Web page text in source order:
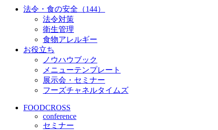
法令・食の安全（144）
法令対策
衛生管理
食物アレルギー
お役立ち
ノウハウブック
メニューテンプレート
展示会・セミナー
フーズチャネルタイムズ
FOODCROSS
conference
セミナー